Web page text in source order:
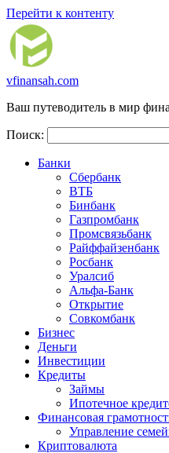
Перейти к контенту
vfinansah.com
Ваш путеводитель в мир
Поиск:
Банки
Сбербанк
ВТБ
Бинбанк
Газпромбанк
Промсвязьбанк
Райффайзенбанк
Росбанк
Уралсиб
Альфа-Банк
Открытие
Совкомбанк
Бизнес
Деньги
Инвестиции
Кредиты
Займы
Ипотечное
Финансовая
Управление
Криптовалюта